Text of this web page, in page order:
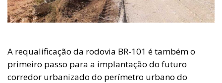
A requalificação da rodovia BR-101 é também o
primeiro passo para a implantação do futuro
corredor urbanizado do perímetro urbano do